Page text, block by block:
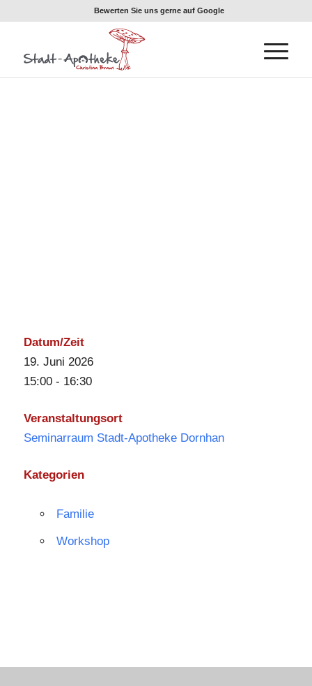
Bewerten Sie uns gerne auf Google
Datum/Zeit
19. Juni 2026
15:00 - 16:30
Veranstaltungsort
Seminarraum Stadt-Apotheke Dornhan
Kategorien
Familie
Workshop